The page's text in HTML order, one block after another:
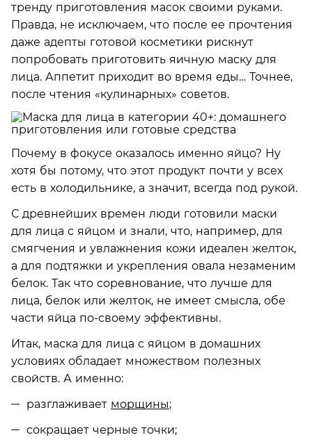
тренду приготовления масок своими руками.
Правда, не исключаем, что после ее прочтения
даже адепты готовой косметики рискнут
попробовать приготовить яичную маску для
лица. Аппетит приходит во время еды… Точнее,
после чтения «кулинарных» советов.
Почему в фокусе оказалось именно яйцо? Ну
хотя бы потому, что этот продукт почти у всех
есть в холодильнике, а значит, всегда под рукой.
С древнейших времен люди готовили маски
для лица с яйцом и знали, что, например, для
смягчения и увлажнения кожи идеален желток,
а для подтяжки и укрепления овала незаменим
белок. Так что соревнование, что лучше для
лица, белок или желток, не имеет смысла, обе
части яйца по-своему эффективны.
Итак, маска для лица с яйцом в домашних
условиях обладает множеством полезных
свойств. А именно:
разглаживает морщины;
сокращает черные точки;